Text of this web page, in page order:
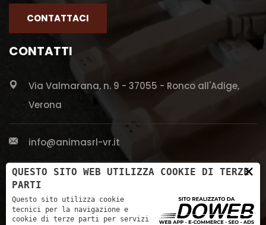
CONTATTACI
CONTATTI
Via Valmarana, n. 9 - 37055 - Ronco all'Adige,
Verona
info@animasrl-vr.it
+39 045 661 5613 ×
QUESTO SITO WEB UTILIZZA COOKIE DI TERZE
PARTI
Questo sito utilizza cookie
tecnici per la navigazione e
cookie di terze parti per servizi